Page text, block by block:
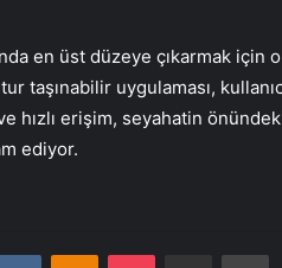
en üst düzeye çıkarmak için
taşınabilir uygulaması,
hızlı erişim, seyahatin
ediyor.
VKontakteOdnoklassniki
Pocket E-Posta ile paylaş